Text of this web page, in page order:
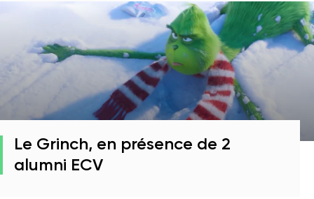
Le Grinch, en présence de 2
alumni ECV